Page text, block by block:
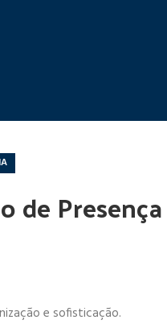
de Presença
e sofisticação.